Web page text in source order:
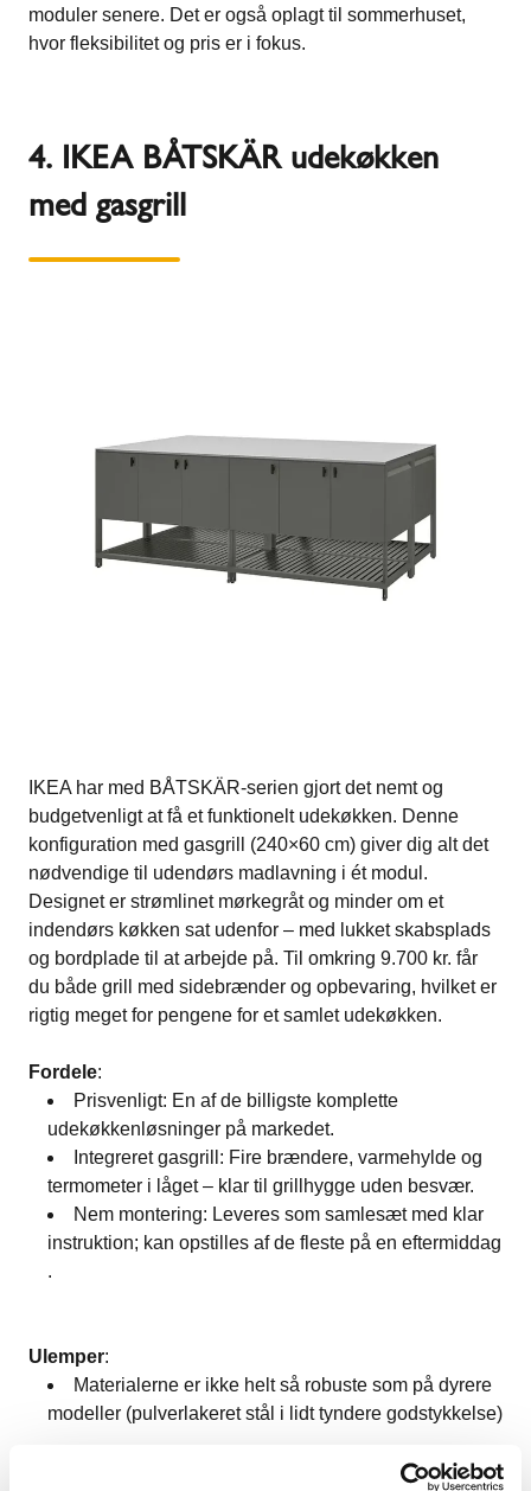
moduler senere​. Det er også oplagt til sommerhuset,
hvor fleksibilitet og pris er i fokus.
4. IKEA BÅTSKÄR udekøkken
med gasgrill
IKEA har med BÅTSKÄR-serien gjort det nemt og
budgetvenligt at få et funktionelt udekøkken. Denne
konfiguration med gasgrill (240×60 cm) giver dig alt det
nødvendige til udendørs madlavning i ét modul​.
Designet er strømlinet mørkegråt og minder om et
indendørs køkken sat udenfor – med lukket skabsplads
og bordplade til at arbejde på. Til omkring 9.700 kr. får
du både grill med sidebrænder og opbevaring, hvilket er
rigtig meget for pengene for et samlet udekøkken​.
Fordele:
Prisvenligt: En af de billigste komplette
udekøkkenløsninger på markedet​.
Integreret gasgrill: Fire brændere, varmehylde og
termometer i låget – klar til grillhygge uden besvær​.
Nem montering: Leveres som samlesæt med klar
instruktion; kan opstilles af de fleste på en eftermiddag​
.
Ulemper:
Materialerne er ikke helt så robuste som på dyrere
modeller (pulverlakeret stål i lidt tyndere godstykkelse)​
Relativt simpelt udseende – giver ikke den samme